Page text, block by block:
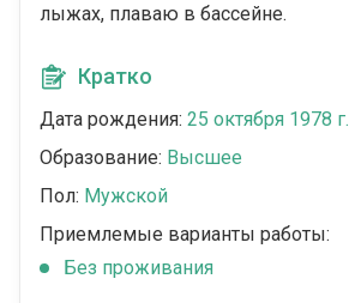
лыжах, плаваю в бассейне.
Кратко
Дата рождения: 25 октября 1978 г.
Образование: Высшее
Пол: Мужской
Приемлемые варианты работы:
Без проживания